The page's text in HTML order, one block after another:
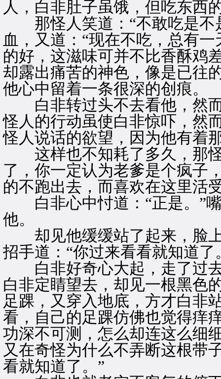
人，白非肚子虽饿，但吃东西
那怪人笑道：“不敢吃是不
血，又道：“现在不吃，总有
的好，这滋味可并不比香酥鸡
却露出痛苦的神色，像是已往
他心中留着一条很深的创痕。
白非转过头不去看他，然而
怪人的行动虽使白非惊吓，然
怪人说话的欲望，因为他有着
这样也不知耗了多久，那怪
了，你一定认为老爹是个疯子
的不跑出去，而喜欢在这里活
白非心中忖道：“正是。”嘴
他。
却见他缓缓站了起来，脸上
招手道：“你过来看看就知道了
白非好奇心大起，走了过去
白非定睛望去，却见一根黑色
足踝，又穿入地底，方才白非
看，自己的足踝仿佛也觉得痒
功深不可测，怎么却连这么细
又在奇怪为什么不弄断这根带
看就知道了。”